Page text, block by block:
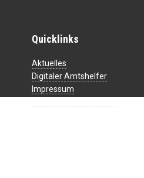
Quicklinks
Aktuelles
Digitaler Amtshelfer
Impressum